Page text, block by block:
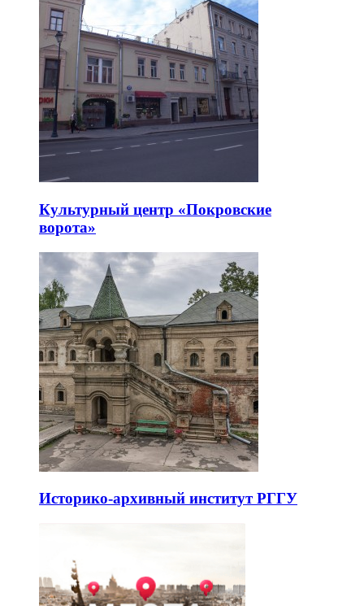
Культурный центр «Покровские
ворота»
Историко-архивный институт РГГУ